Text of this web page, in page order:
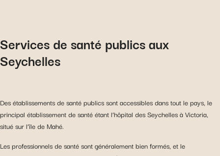
Services de santé publics aux
Seychelles
Des établissements de santé publics sont accessibles dans tout le pays, le
principal établissement de santé étant l’hôpital des Seychelles à Victoria,
situé sur l’île de Mahé.
Les professionnels de santé sont généralement bien formés, et le